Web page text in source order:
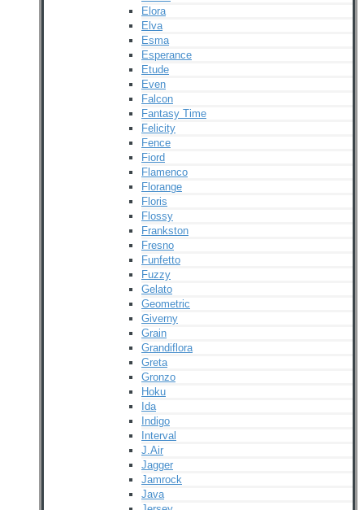
Elora
Elva
Esma
Esperance
Etude
Even
Falcon
Fantasy Time
Felicity
Fence
Fiord
Flamenco
Florange
Floris
Flossy
Frankston
Fresno
Funfetto
Fuzzy
Gelato
Geometric
Giverny
Grain
Grandiflora
Greta
Gronzo
Hoku
Ida
Indigo
Interval
J.Air
Jagger
Jamrock
Java